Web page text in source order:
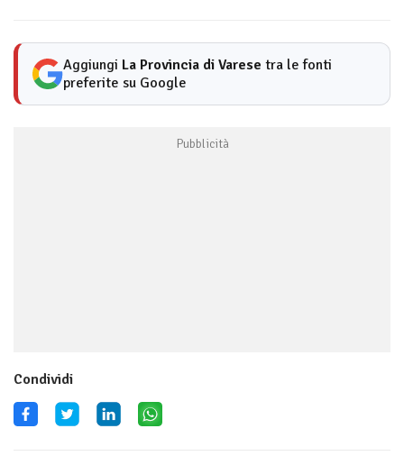
Aggiungi La Provincia di Varese tra le fonti
preferite su Google
Condividi